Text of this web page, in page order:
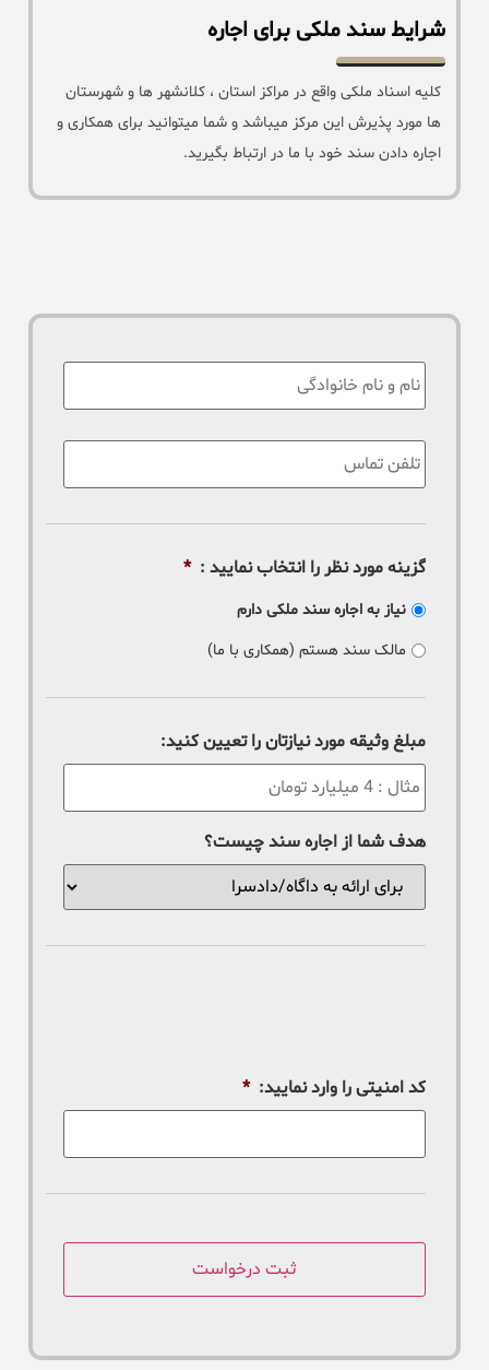
شرایط سند ملکی برای اجاره
کلیه اسناد ملکی واقع در مراکز استان ، کلانشهر ها و شهرستان
ها مورد پذیرش این مرکز میباشد و شما میتوانید برای همکاری و
اجاره دادن سند خود با ما در ارتباط بگیرید.
نام
تلفن
تماس
:
*
گزینه مورد نظر را انتخاب نمایید : *
نیاز به اجاره سند ملکی دارم
مالک سند هستم (همکاری با ما)
مبلغ وثیقه مورد نیازتان را تعیین کنید:
هدف شما از اجاره سند چیست؟
کد امنیتی را وارد نمایید: *